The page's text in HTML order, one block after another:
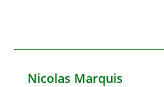
Nicolas Marquis